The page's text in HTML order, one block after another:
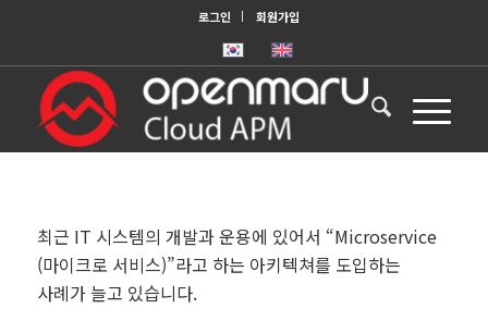
로그인 회원가입
최근 IT 시스템의 개발과 운용에 있어서 “Microservice
(마이크로 서비스)”라고 하는 아키텍쳐를 도입하는
사례가 늘고 있습니다.